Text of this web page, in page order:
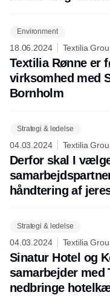
Environment
18.06.2024 Textilia
Textilia Rønne er
virksomhed med
Bornholm
Strategi & ledelse
04.03.2024 Textilia
Derfor skal I
håndtering af
Strategi & ledelse
04.03.2024 Textilia
Sinatur Hotel og
samarbejder med
nedbringe